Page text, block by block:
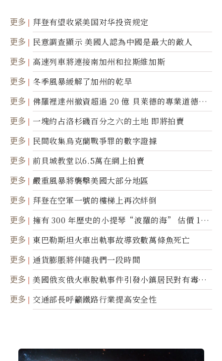
更多 拜登有望收紧美国对华投资规定
更多 民意調查顯示 美國人認為中國是最大的敵人
更多 高速列車將連接南加州和拉斯維加斯
更多 冬季風暴緩解了加州的乾旱
更多
佛羅裡達州撤資超過 20 億 貝萊德的專業道德被
質疑
更多 一塊約占洛杉磯百分之六的土地 即將拍賣
更多 民間收集烏克蘭戰爭罪的數字證據
更多 前貝城教堂以6.5萬在網上拍賣
更多 嚴重風暴將襲擊美國大部分地區
更多 拜登在空軍一號的樓梯上再次絆倒
更多
擁有 300 年歷史的小提琴“波羅的海” 估價 100
0 萬美元拍賣
更多 東巴勒斯坦火車出軌事故導致數萬條魚死亡
更多 通貨膨脹將伴隨我們一段時間
更多
美國俄亥俄火車脫軌事件引發小鎮居民對有毒物
質的恐懼
更多 交通部長呼籲鐵路行業提高安全性